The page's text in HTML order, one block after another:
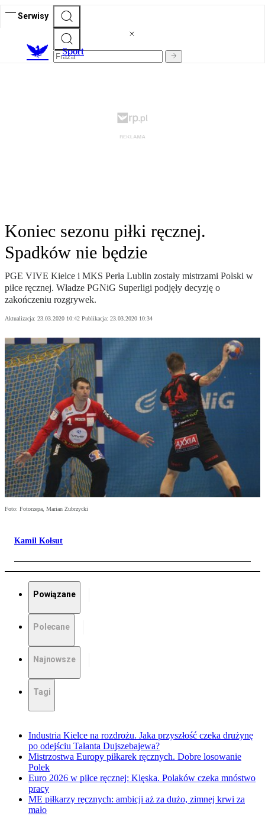
Serwisy
Sport
Koniec sezonu piłki ręcznej.
Spadków nie będzie
PGE VIVE Kielce i MKS Perła Lublin zostały mistrzami Polski w
piłce ręcznej. Władze PGNiG Superligi podjęły decyzję o
zakończeniu rozgrywek.
Aktualizacja: 23.03.2020 10:42 Publikacja: 23.03.2020 10:34
Foto: Fotorzepa, Marian Zubrzycki
Kamil Kołsut
Powiązane
Polecane
Najnowsze
Tagi
Industria Kielce na rozdrożu. Jaka przyszłość czeka drużynę
po odejściu Tałanta Dujszebajewa?
Mistrzostwa Europy piłkarek ręcznych. Dobre losowanie
Polek
Euro 2026 w piłce ręcznej: Klęska. Polaków czeka mnóstwo
pracy
ME piłkarzy ręcznych: ambicji aż za dużo, zimnej krwi za
mało